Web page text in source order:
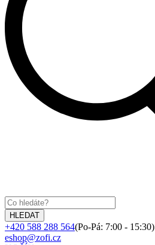
+420 588 288 564(Po-Pá: 7:00 - 15:30)
eshop@zofi.cz